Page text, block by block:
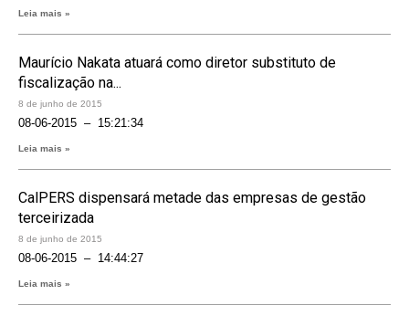
Leia mais »
Maurício Nakata atuará como diretor substituto de
fiscalização na...
8 de junho de 2015
08-06-2015 – 15:21:34
Leia mais »
CalPERS dispensará metade das empresas de gestão
terceirizada
8 de junho de 2015
08-06-2015 – 14:44:27
Leia mais »